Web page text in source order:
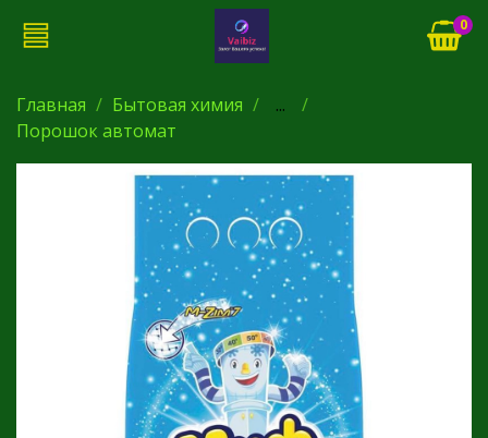
0
Главная Бытовая химия
...
Порошок автомат